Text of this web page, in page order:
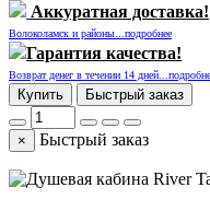
Аккуратная доставка!
Волоколамск и районы...подробнее
Гарантия качества!
Возврат денег в течении 14
Купить Быстрый заказ
× Быстрый заказ